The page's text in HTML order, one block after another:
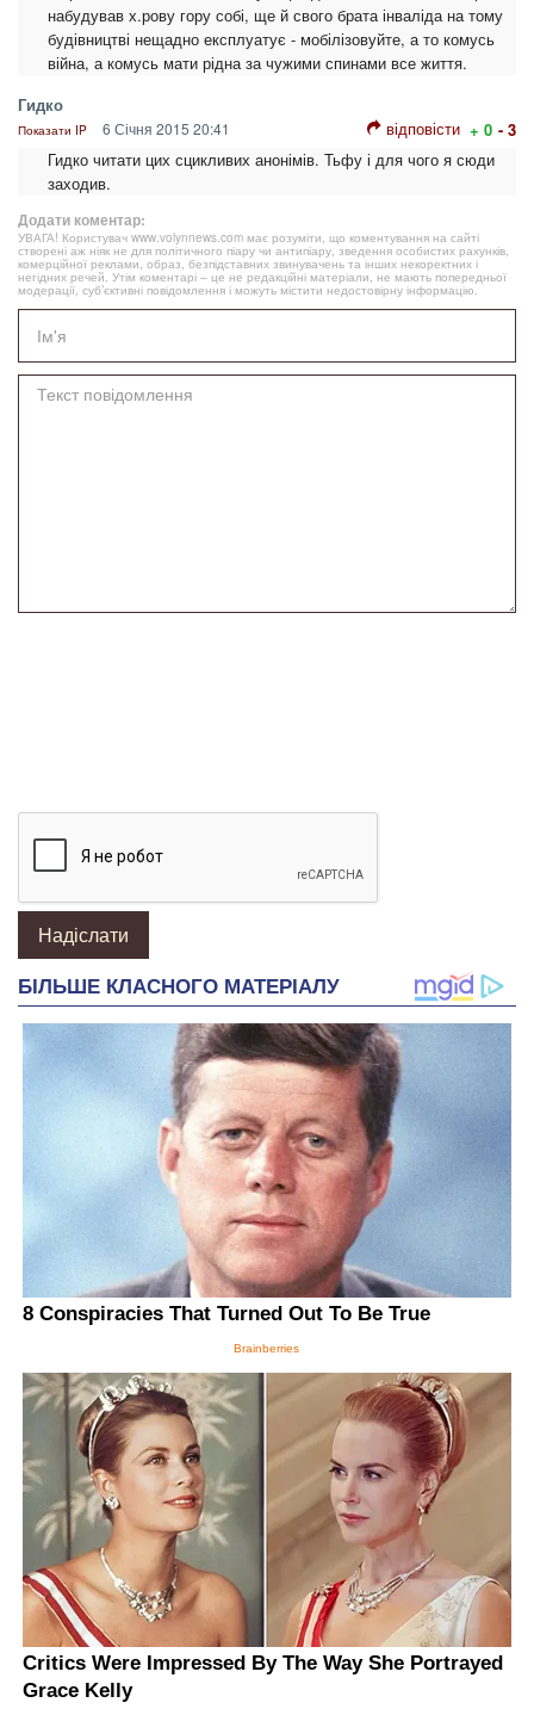
набудував х.рову гору собі, ще й свого брата інваліда на тому
будівництві нещадно експлуатує - мобілізовуйте, а то комусь
війна, а комусь мати рідна за чужими спинами все життя.
Гидко
Показати IP 6 Січня 2015 20:41 відповісти + 0 - 3
Гидко читати цих сцикливих анонімів. Тьфу і для чого я сюди
заходив.
Додати коментар:
УВАГА! Користувач www.volynnews.com має розуміти, що коментування на сайті
створені аж ніяк не для політичного піару чи антипіару, зведення особистих рахунків,
комерційної реклами, образ, безпідставних звинувачень та інших некоректних і
негідних речей. Утім коментарі – це не редакційні матеріали, не мають попередньої
модерації, суб’єктивні повідомлення і можуть містити недостовірну інформацію.